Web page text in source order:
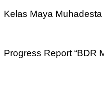
Kelas Maya Muhadesta
Progress Report “BDR